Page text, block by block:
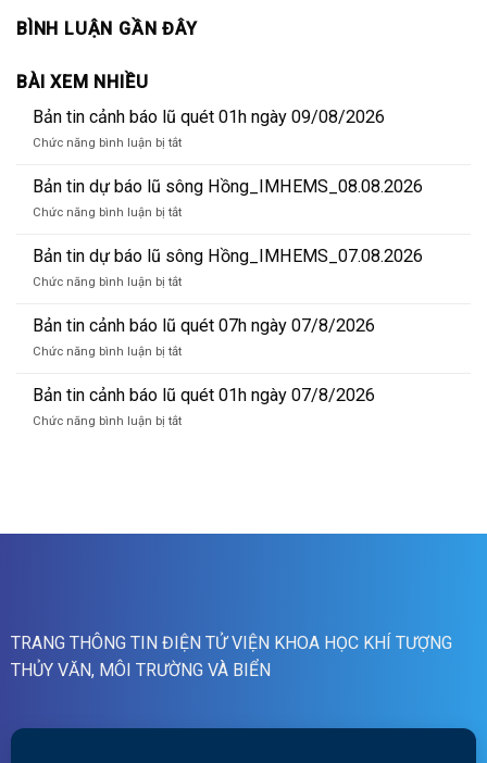
BÌNH LUẬN GẦN ĐÂY
BÀI XEM NHIỀU
Bản tin cảnh báo lũ quét 01h ngày 09/08/2026
Chức năng bình luận bị tắtở
tin
báo
quét
01h
09/08/2026
Bản tin dự báo lũ sông Hồng_IMHEMS_08.08.2026
Chức năng bình luận bị tắtở
tin
báo
sông
Hồng_IMHEMS_08.08.2026
Bản tin dự báo lũ sông Hồng_IMHEMS_07.08.2026
Chức năng bình luận bị tắtở
tin
báo
sông
Hồng_IMHEMS_07.08.2026
Bản tin cảnh báo lũ quét 07h ngày 07/8/2026
Chức năng bình luận bị tắtở
tin
báo
Bản tin cảnh báo lũ quét 01h ngày 07/8/2026
Chức năng bình luận bị tắtở
quét
TRANG THÔNG TIN ĐIỆN TỬ VIỆN KHOA HỌC KHÍ TƯỢNG
THỦY VĂN, MÔI TRƯỜNG VÀ BIỂN